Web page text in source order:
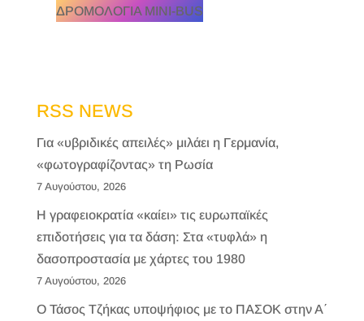
ΔΡΟΜΟΛΟΓΙΑ MINI-BUS
RSS NEWS
Για «υβριδικές απειλές» μιλάει η Γερμανία,
«φωτογραφίζοντας» τη Ρωσία
7 Αυγούστου, 2026
H γραφειοκρατία «καίει» τις ευρωπαϊκές
επιδοτήσεις για τα δάση: Στα «τυφλά» η
δασοπροστασία με χάρτες του 1980
7 Αυγούστου, 2026
Ο Τάσος Τζήκας υποψήφιος με το ΠΑΣΟΚ στην Α΄